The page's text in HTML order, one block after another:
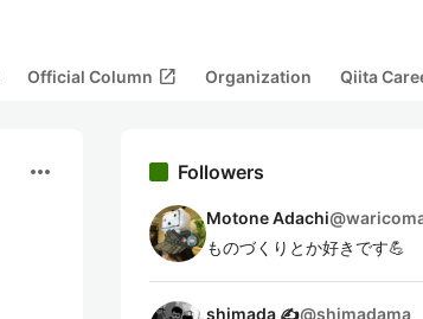
Official Column open_in_new Organization Qiita
more_horiz Followers
Motone Adachi@
ものづくりとか好きです💪
shimada ✍@shimadama